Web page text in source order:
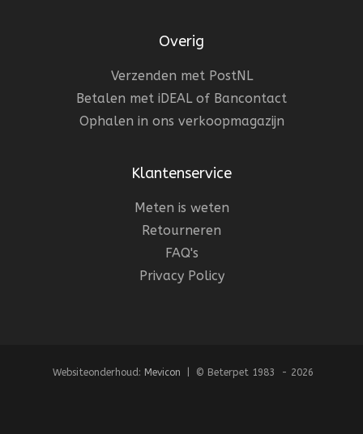
Overig
Verzenden met PostNL
Betalen met iDEAL of Bancontact
Ophalen in ons verkoopmagazijn
Klantenservice
Meten is weten
Retourneren
FAQ's
Privacy Policy
Websiteonderhoud: Mevicon | © Beterpet 1983 - 2026